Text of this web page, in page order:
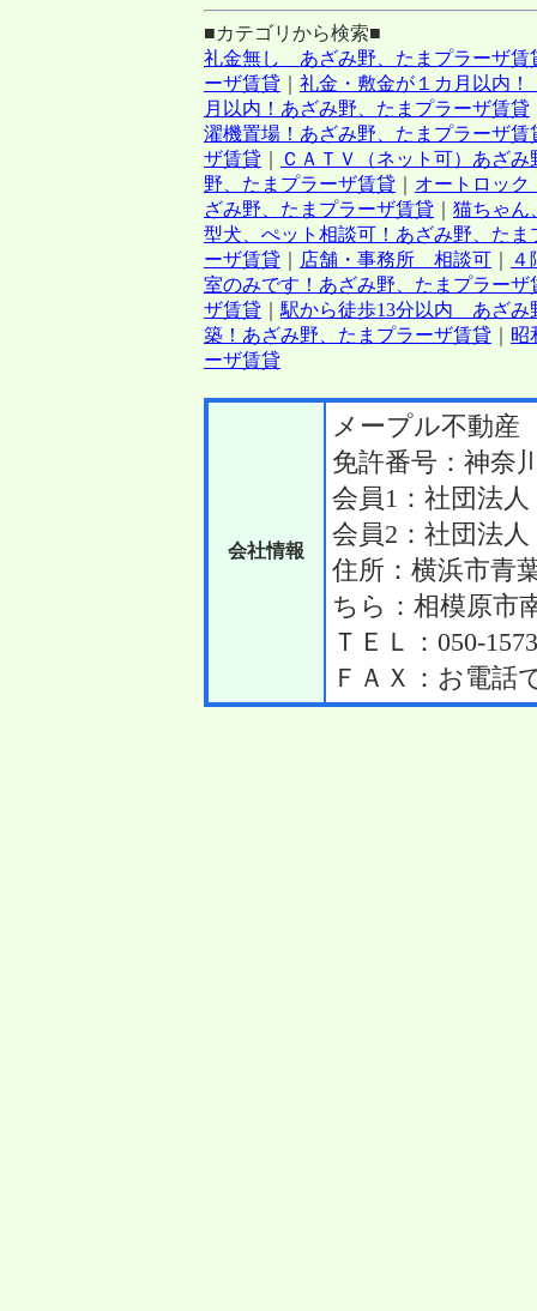
■カテゴリから検索■
礼金無し あざみ野、たまプラーザ賃
ーザ賃貸
礼金・敷金が１カ月以内
月以内！あざみ野、たまプラーザ賃貸
濯機置場！あざみ野、たまプラーザ賃
ザ賃貸
ＣＡＴＶ（ネット可）あざ
野、たまプラーザ賃貸
オートロック
ざみ野、たまプラーザ賃貸
猫ちゃん
型犬、ぺット相談可！あざみ野、たま
ーザ賃貸
店舗・事務所 相談可
４
室のみです！あざみ野、たまプラーザ
ザ賃貸
駅から徒歩13分以内 あざみ
築！あざみ野、たまプラーザ賃貸
昭
ーザ賃貸
会社情報
メープル不動産
免許番号：神奈
会員1：社団法
会員2：社団法
住所：横浜市青
ちら：相模原市
ＴＥＬ：050-
ＦＡＸ：お電話